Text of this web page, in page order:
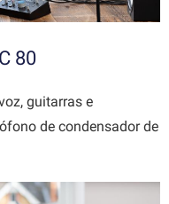
80
guitarras e
de condensador de